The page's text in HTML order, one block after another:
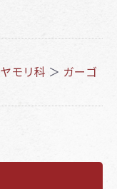
ヤモリ科 ＞ ガーゴ